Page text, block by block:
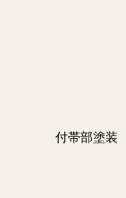
付帯部塗装